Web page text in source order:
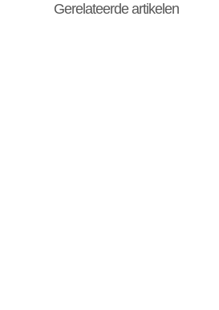
Gerelateerde artikelen